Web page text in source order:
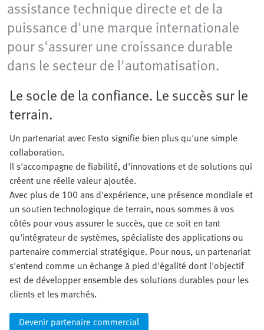
assistance technique directe et de la
puissance d'une marque internationale
pour s'assurer une croissance durable
dans le secteur de l'automatisation.
Le socle de la confiance. Le succès sur le
terrain.
Un partenariat avec Festo signifie bien plus qu'une simple
collaboration.
Il s'accompagne de fiabilité, d'innovations et de solutions qui
créent une réelle valeur ajoutée.
Avec plus de 100 ans d'expérience, une présence mondiale et
un soutien technologique de terrain, nous sommes à vos
côtés pour vous assurer le succès, que ce soit en tant
qu'intégrateur de systèmes, spécialiste des applications ou
partenaire commercial stratégique. Pour nous, un partenariat
s'entend comme un échange à pied d'égalité dont l'objectif
est de développer ensemble des solutions durables pour les
clients et les marchés.
Devenir partenaire commercial